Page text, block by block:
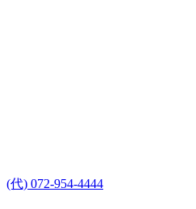
(代) 072-954-4444